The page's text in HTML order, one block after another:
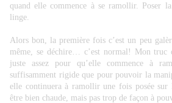
quand elle commence à se ramollir. Poser
linge.
Alors bon, la première fois c’est un peu
même, se déchire… c’est normal! Mon truc
juste assez pour qu’elle commence à
suffisamment rigide que pour pouvoir la
elle continuera à ramollir une fois posée
être bien chaude, mais pas trop de façon à